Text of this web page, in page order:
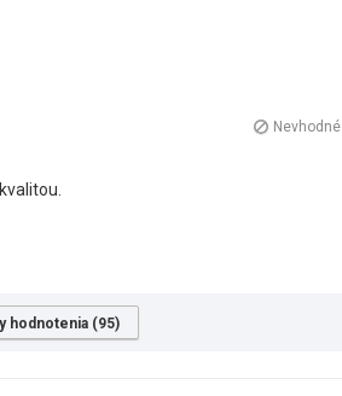
Nevhodné
hodnotenia (95)